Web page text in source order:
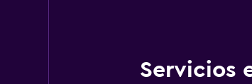
Servicios